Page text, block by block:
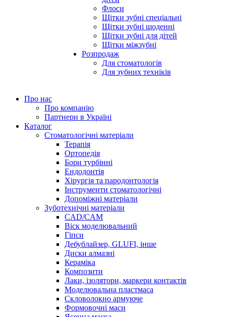
Флоси
Щітки зубні спеціальні
Щітки зубні щоденні
Щітки зубні для дітей
Щітки міжзубні
Розпродаж
Для стоматологів
Для зубних техніків
Про нас
Про компанію
Партнери в Україні
Каталог
Стоматологічні матеріали
Терапія
Ортопедія
Бори турбінні
Ендодонтія
Хірургія та пародонтологія
Інструменти стоматологічні
Допоміжні матеріали
Зуботехнічні матеріали
CAD/CAM
Віск моделювальний
Гіпси
Дебублайзер, GLUFI, інше
Диски алмазні
Кераміка
Композити
Лаки, ізолятори, маркери контактів
Моделювальна пластмаса
Скловолокно армуюче
Формовочні маси